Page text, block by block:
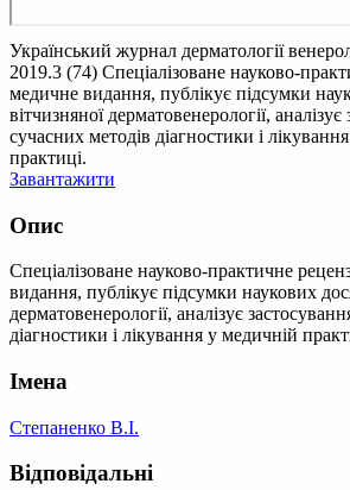
Український журнал дерматології
2019.3 (74) Спеціалізоване науково-
медичне видання, публікує підсумки
вітчизняної дерматовенерології,
сучасних методів діагностики і
практиці.
Завантажити
Опис
Спеціалізоване науково-практичне
видання, публікує підсумки наукових
дерматовенерології, аналізує
діагностики і лікування у медичній
Імена
Степаненко В.І.
Відповідальні